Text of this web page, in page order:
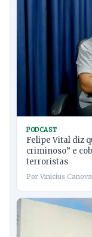
PODCAST
Felipe Vital diz
criminoso” e
terroristas
Por Vinicius Canova